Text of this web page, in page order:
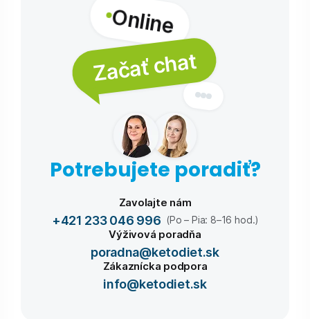
Online
Začať chat
Potrebujete poradiť?
Zavolajte nám
+421 233 046 996 (Po – Pia: 8–16 hod.)
Výživová poradňa
poradna@ketodiet.sk
Zákaznícka podpora
info@ketodiet.sk